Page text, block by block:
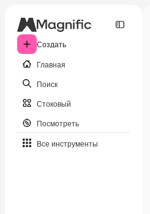
Создать
Главная
Поиск
Стоковый
Посмотреть
Все инструменты